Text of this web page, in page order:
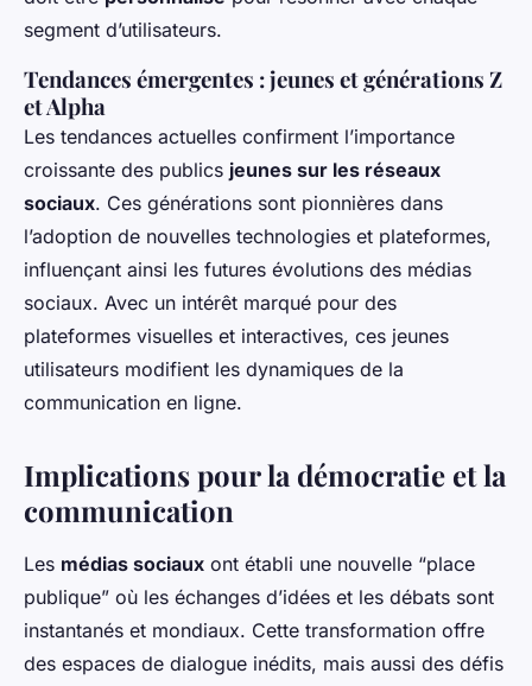
segment d’utilisateurs.
Tendances émergentes : jeunes et générations Z
et Alpha
Les tendances actuelles confirment l’importance
croissante des publics jeunes sur les réseaux
sociaux. Ces générations sont pionnières dans
l’adoption de nouvelles technologies et plateformes,
influençant ainsi les futures évolutions des médias
sociaux. Avec un intérêt marqué pour des
plateformes visuelles et interactives, ces jeunes
utilisateurs modifient les dynamiques de la
communication en ligne.
Implications pour la démocratie et la
communication
Les médias sociaux ont établi une nouvelle “place
publique” où les échanges d’idées et les débats sont
instantanés et mondiaux. Cette transformation offre
des espaces de dialogue inédits, mais aussi des défis